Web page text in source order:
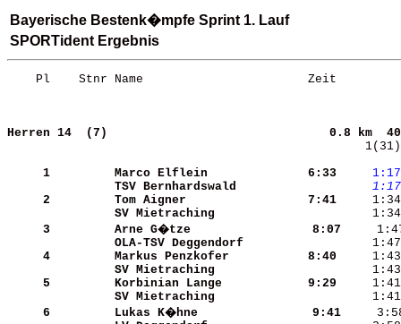
Bayerische Bestenk�mpfe Sprint 1. Lauf
SPORTident Ergebnis
Pl    Stnr
Herren 14  (7)
0.8
     1
Marco Elflein
    6:33
    1:17
TSV Bernhardswald
    1:17
     2
Tom Aigner
    7:41
SV Mietraching
     3
Arne G�tze
    8:07
OLA-TSV Deggendorf
     4
Markus Penzkofer
    8:40
SV Mietraching
     5
Korbinian Lange
    9:29
SV Mietraching
     6
Lukas K�hne
    9:41